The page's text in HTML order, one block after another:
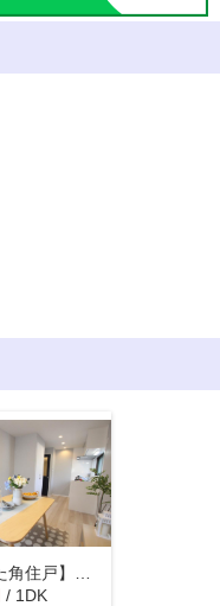
/ 1DK